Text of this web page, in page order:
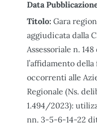
Data
Titolo: Gara
aggiudicata dalla
Assessoriale n.
l’affidamento
occorrenti alle
Regionale (Ns.
1.494/2023):
nn. 3-5-6-14-22